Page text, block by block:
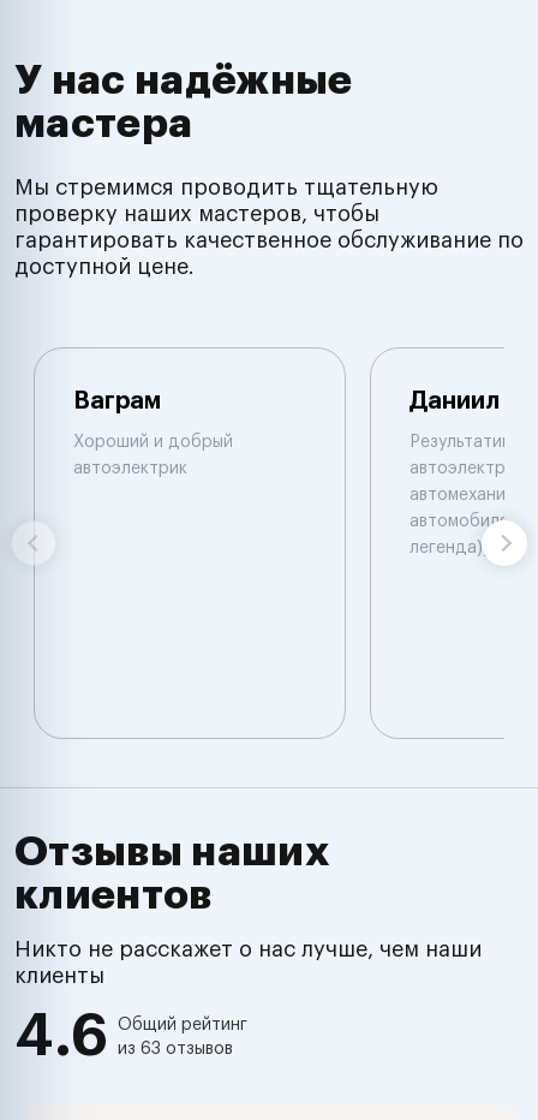
У нас надёжные
мастера
Мы стремимся проводить тщательную
проверку наших мастеров, чтобы
гарантировать качественное обслуживание по
доступной цене.
Ваграм
Хороший и добрый
автоэлектрик
Даниил
автоэлектрик и
автомеханик
автомобилям.
легенда))
Отзывы наших
клиентов
Никто не расскажет о нас лучше, чем наши
клиенты
4.6
Общий рейтинг
из 63 отзывов